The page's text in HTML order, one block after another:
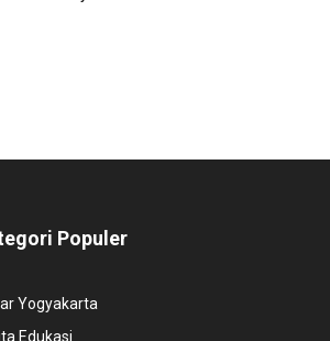
Populer
Yogyakarta
Edukasi